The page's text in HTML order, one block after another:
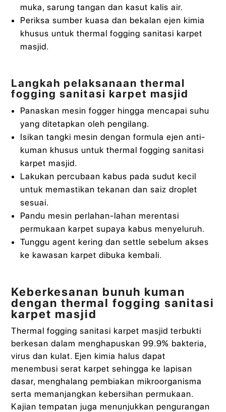
muka, sarung tangan dan kasut kalis air.
Periksa sumber kuasa dan bekalan ejen kimia
khusus untuk thermal fogging sanitasi karpet
masjid.
Langkah pelaksanaan thermal
fogging sanitasi karpet masjid
Panaskan mesin fogger hingga mencapai suhu
yang ditetapkan oleh pengilang.
Isikan tangki mesin dengan formula ejen anti-
kuman khusus untuk thermal fogging sanitasi
karpet masjid.
Lakukan percubaan kabus pada sudut kecil
untuk memastikan tekanan dan saiz droplet
sesuai.
Pandu mesin perlahan-lahan merentasi
permukaan karpet supaya kabus menyeluruh.
Tunggu agent kering dan settle sebelum akses
ke kawasan karpet dibuka kembali.
Keberkesanan bunuh kuman
dengan thermal fogging sanitasi
karpet masjid
Thermal fogging sanitasi karpet masjid terbukti
berkesan dalam menghapuskan 99.9% bakteria,
virus dan kulat. Ejen kimia halus dapat
menembusi serat karpet sehingga ke lapisan
dasar, menghalang pembiakan mikroorganisma
serta memanjangkan kebersihan permukaan.
Kajian tempatan juga menunjukkan pengurangan